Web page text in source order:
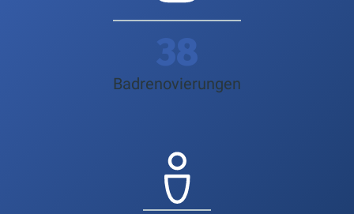
45
Badrenovierungen